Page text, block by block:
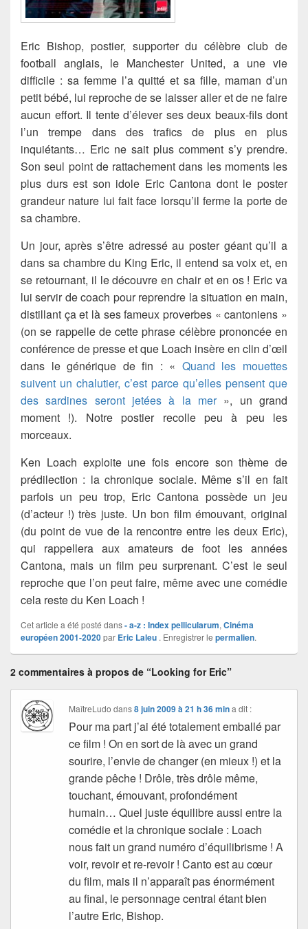
Eric Bishop, postier, supporter du célèbre club de
football anglais, le Manchester United, a une vie
difficile : sa femme l’a quitté et sa fille, maman d’un
petit bébé, lui reproche de se laisser aller et de ne faire
aucun effort. Il tente d’élever ses deux beaux-fils dont
l’un trempe dans des trafics de plus en plus
inquiétants… Eric ne sait plus comment s’y prendre.
Son seul point de rattachement dans les moments les
plus durs est son idole Eric Cantona dont le poster
grandeur nature lui fait face lorsqu’il ferme la porte de
sa chambre.
Un jour, après s’être adressé au poster géant qu’il a
dans sa chambre du King Eric, il entend sa voix et, en
se retournant, il le découvre en chair et en os ! Eric va
lui servir de coach pour reprendre la situation en main,
distillant ça et là ses fameux proverbes « cantoniens »
(on se rappelle de cette phrase célèbre prononcée en
conférence de presse et que Loach insère en clin d’œil
dans le générique de fin : « Quand les mouettes
suivent un chalutier, c’est parce qu’elles pensent que
des sardines seront jetées à la mer», un grand
moment !). Notre postier recolle peu à peu les
morceaux.
Ken Loach exploite une fois encore son thème de
prédilection : la chronique sociale. Même s’il en fait
parfois un peu trop, Eric Cantona possède un jeu
(d’acteur !) très juste. Un bon film émouvant, original
(du point de vue de la rencontre entre les deux Eric),
qui rappellera aux amateurs de foot les années
Cantona, mais un film peu surprenant. C’est le seul
reproche que l’on peut faire, même avec une comédie
cela reste du Ken Loach !
Cet article a été posté dans- a-z : Index pellicularum,Cinéma
européen 2001-2020par Eric Laleu . Enregistrer le permalien.
2 commentaires à propos de “Looking for Eric”
MaîtreLudo dans8 juin 2009 à 21 h 36 min a dit :
Pour ma part j’ai été totalement emballé par
ce film ! On en sort de là avec un grand
sourire, l’envie de changer (en mieux !) et la
grande pêche ! Drôle, très drôle même,
touchant, émouvant, profondément
humain… Quel juste équilibre aussi entre la
comédie et la chronique sociale : Loach
nous fait un grand numéro d’équilibrisme ! A
voir, revoir et re-revoir ! Canto est au cœur
du film, mais il n’apparaît pas énormément
au final, le personnage central étant bien
l’autre Eric, Bishop.